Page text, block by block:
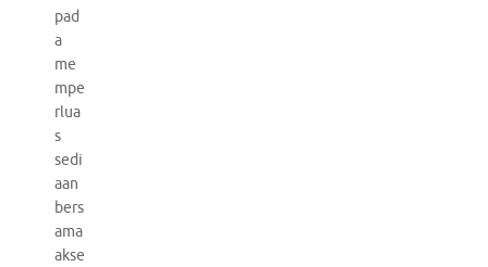
pad
a
me
mpe
rlua
s
sedi
aan
bers
ama
akse